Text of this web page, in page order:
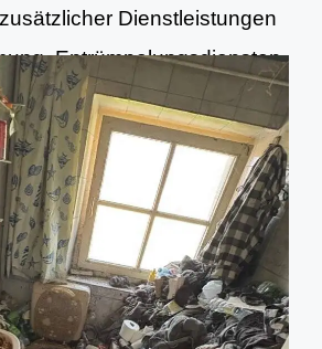
Dienstleistungen
Entrümpelungsdiensten
Grundreinigung).